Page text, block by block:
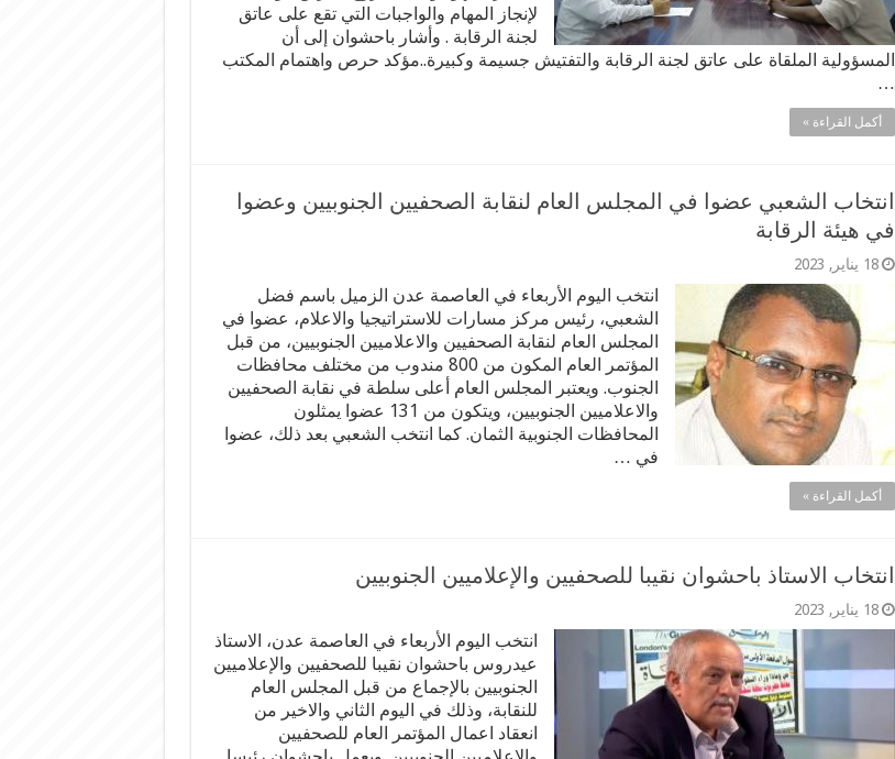
لإنجاز المهام والواجبات التي تقع على عاتق
لجنة الرقابة . وأشار باحشوان إلى أن
المسؤولية الملقاة على عاتق لجنة الرقابة والتفتيش جسيمة وكبيرة..مؤكد حرص واهتمام المكتب
…
أكمل القراءة »
انتخاب الشعبي عضوا في المجلس العام لنقابة الصحفيين الجنوبيين وعضوا
في هيئة الرقابة
18 يناير, 2023
انتخب اليوم الأربعاء في العاصمة عدن الزميل باسم فضل
الشعبي، رئيس مركز مسارات للاستراتيجيا والاعلام، عضوا في
المجلس العام لنقابة الصحفيين والاعلاميين الجنوبيين، من قبل
المؤتمر العام المكون من 800 مندوب من مختلف محافظات
الجنوب. ويعتبر المجلس العام أعلى سلطة في نقابة الصحفيين
والاعلاميين الجنوبيين، ويتكون من 131 عضوا يمثلون
المحافظات الجنوبية الثمان. كما انتخب الشعبي بعد ذلك، عضوا
في …
أكمل القراءة »
انتخاب الاستاذ باحشوان نقيبا للصحفيين والإعلاميين الجنوبيين
18 يناير, 2023
انتخب اليوم الأربعاء في العاصمة عدن، الاستاذ
عيدروس باحشوان نقيبا للصحفيين والإعلاميين
الجنوبيين بالإجماع من قبل المجلس العام
للنقابة، وذلك في اليوم الثاني والاخير من
انعقاد اعمال المؤتمر العام للصحفيين